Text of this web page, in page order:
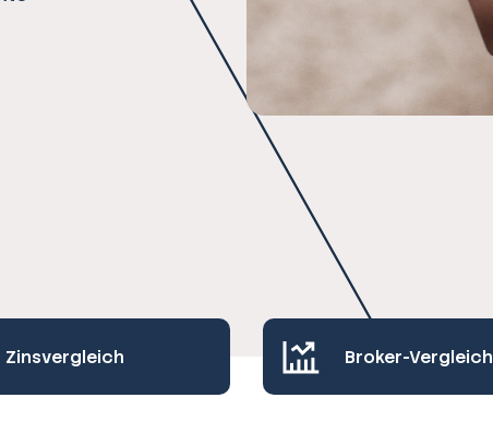
Zinsvergleich Broker-Vergleich